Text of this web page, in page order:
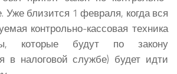
Уже близится 1 февраля, когда вся
контрольно-кассовая техника
которые будут по закону
в налоговой службе) будет идти